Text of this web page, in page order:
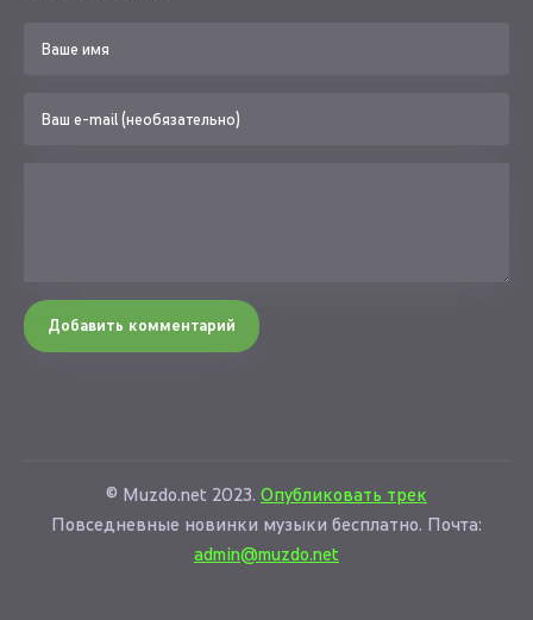
Добавить комментарий
© Muzdo.net 2023. Опубликовать трек
Повседневные новинки музыки бесплатно. Почта:
admin@muzdo.net